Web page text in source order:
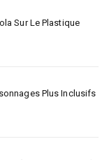
Sur Le Plastique
Plus Inclusifs